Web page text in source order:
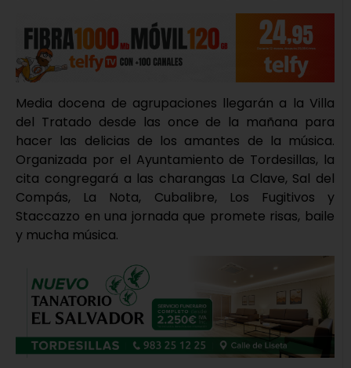
Media docena de agrupaciones llegarán a la Villa
del Tratado desde las once de la mañana para
hacer las delicias de los amantes de la música.
Organizada por el Ayuntamiento de Tordesillas, la
cita congregará a las charangas La Clave, Sal del
Compás, La Nota, Cubalibre, Los Fugitivos y
Staccazzo en una jornada que promete risas, baile
y mucha música.